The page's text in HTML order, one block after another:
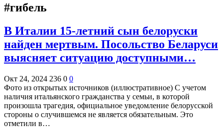
#гибель
В Италии 15-летний сын белоруски
найден мертвым. Посольство Беларуси
выясняет ситуацию доступными…
Окт 24, 2024 236 0 0
Фото из открытых источников (иллюстративное) С учетом
наличия итальянского гражданства у семьи, в которой
произошла трагедия, официальное уведомление белорусской
стороны о случившемся не является обязательным. Это
отметили в…